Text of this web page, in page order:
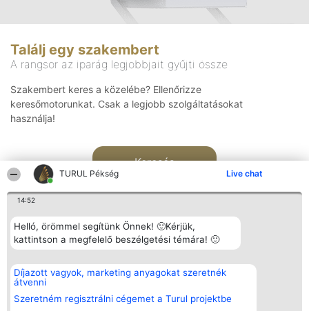
TURUL Pékség Live chat
14:52
Helló, örömmel segítünk Önnek! 🙂Kérjük,
kattintson a megfelelő beszélgetési témára! 🙂
Díjazott vagyok, marketing anyagokat szeretnék
átvenni
Szeretném regisztrálni cégemet a Turul projektbe
Találj egy szakembert
A rangsor az iparág legjobbjait gyűjti össze
Szakembert keres a közelébe? Ellenőrizze
keresőmotorunkat. Csak a legjobb szolgáltatásokat
használja!
Keresés
Rangsorszervező
SC Beautiful Company S.R.L.
Bulevardul Aleea Timișul De
Sus Nr. 2, Bl. A30, Sc. A, Et.
4, Ap. 13
Népszavazás
Nyertesek
listája
Elérhetőség
Elérhetőség